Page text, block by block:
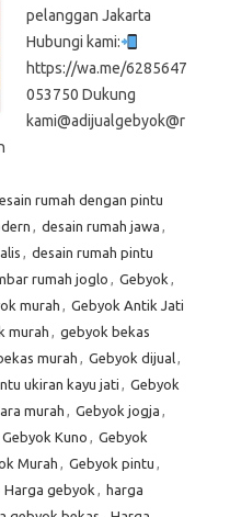
pelanggan Jakarta
Hubungi kami:
https://wa.me/6285647
053750 Dukung
kami@adijualgebyok@r
rumah dengan pintu
, desain rumah jawa ,
, desain rumah pintu
rumah joglo , Gebyok ,
murah , Gebyok Antik Jati
murah , gebyok bekas
murah , Gebyok dijual,
ukiran kayu jati , Gebyok
murah , Gebyok jogja ,
Gebyok Kuno , Gebyok
Murah , Gebyok pintu ,
Harga gebyok , harga